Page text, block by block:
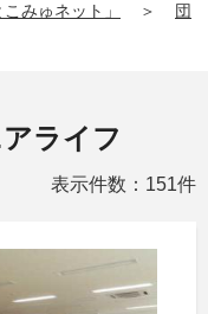
みゅネット」 ＞
団
ライフ
表示件数：151件